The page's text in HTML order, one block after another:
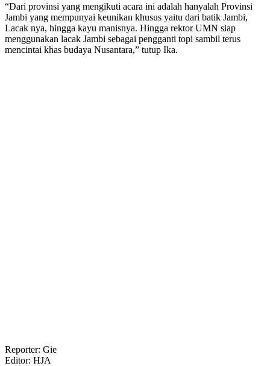
“Dari provinsi yang mengikuti acara ini adalah hanyalah Provinsi
Jambi yang mempunyai keunikan khusus yaitu dari batik Jambi,
Lacak nya, hingga kayu manisnya. Hingga rektor UMN siap
menggunakan lacak Jambi sebagai pengganti topi sambil terus
mencintai khas budaya Nusantara,” tutup Ika.
Reporter: Gie
Editor: HJA